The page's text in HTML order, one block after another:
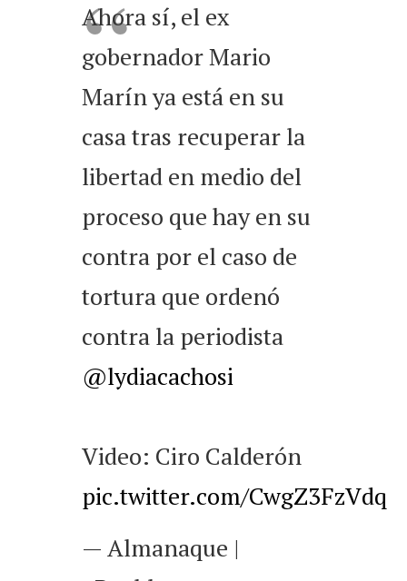
Ahora sí, el ex
gobernador Mario
Marín ya está en su
casa tras recuperar la
libertad en medio del
proceso que hay en su
contra por el caso de
tortura que ordenó
contra la periodista
@lydiacachosi
Video: Ciro Calderón
pic.twitter.com/CwgZ3FzVdq
— Almanaque |